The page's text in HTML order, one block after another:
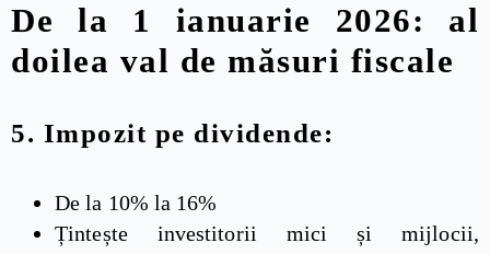
De la 1 ianuarie 2026: al
doilea val de măsuri fiscale
5. Impozit pe dividende:
De la 10% la 16%
Țintește investitorii mici și mijlocii,